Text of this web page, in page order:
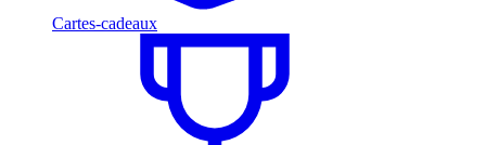
Cartes-cadeaux